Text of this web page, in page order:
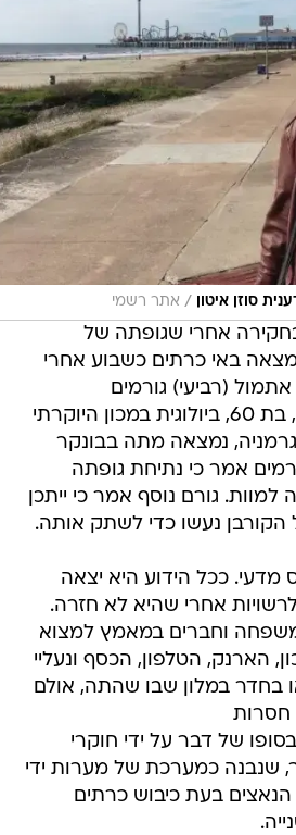
סוזן איטון / אתר רשמי
אחרי שגופתה של
באי כרתים כשבוע אחרי
(רביעי) גורמים
במשטרה. סוזן איטון, בת 60, ביולוגית במכון היוקרתי
נמצאה מתה בבונקר
אמר כי נתיחת גופתה
גורם נוסף אמר כי ייתכן
נעשו כדי לשתק אותה.
מדעי. ככל הידוע היא יצאה
אחרי שהיא לא חזרה.
וחברים במאמץ למצוא
הארנק, הטלפון, הכסף ונעליי
בחדר במלון שבו שהתה, אולם
חסרות
של דבר על ידי חוקרי
שנבנה כמערכת של מערות ידי
בעת כיבוש כרתים